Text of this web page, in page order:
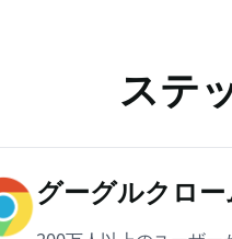
ステ
グーグルクロ